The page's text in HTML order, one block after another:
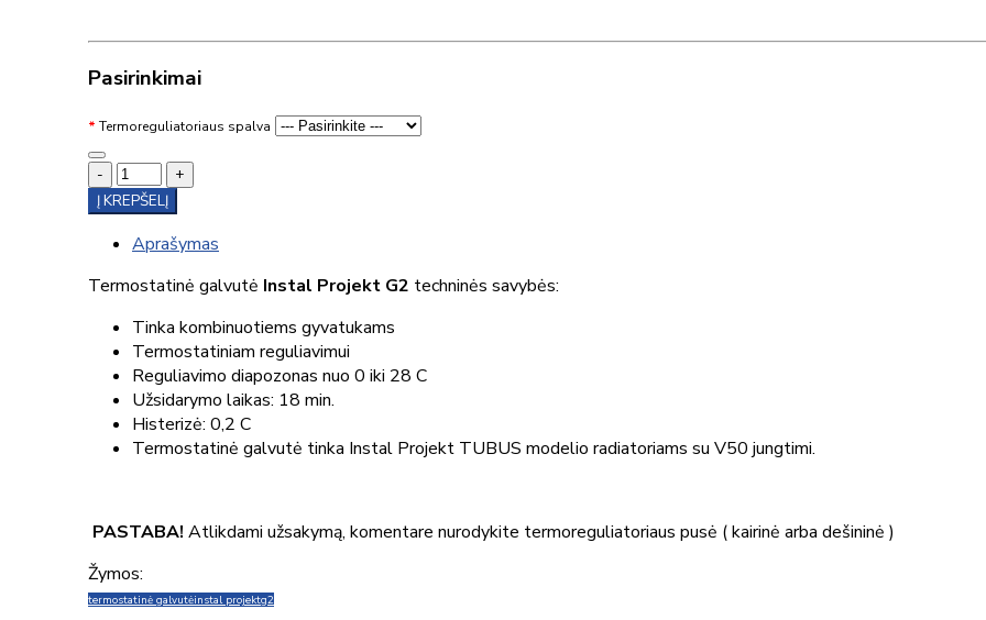
Pasirinkimai
Termoreguliatoriaus spalva
-
+
Į KREPŠELĮ
Aprašymas
Termostatinė galvutė Instal Projekt G2 techninės savybės:
Tinka kombinuotiems gyvatukams
Termostatiniam reguliavimui
Reguliavimo diapozonas nuo 0 iki 28 C
Užsidarymo laikas: 18 min.
Histerizė: 0,2 C
Termostatinė galvutė tinka Instal Projekt TUBUS modelio radiatoriams su V50 jungtimi.
PASTABA! Atlikdami užsakymą, komentare nurodykite termoreguliatoriaus pusė ( kairinė arba dešininė )
Žymos:
termostatinė galvutėinstal projektg2